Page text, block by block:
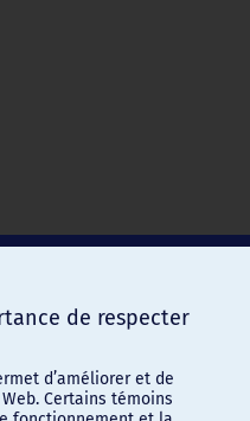
de respecter
d’améliorer et de
Certains témoins